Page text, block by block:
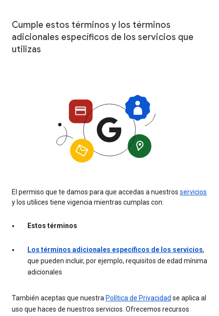
Cumple estos términos y los términos
adicionales específicos de los servicios que
utilizas
El permiso que te damos para que accedas a nuestros servicios
y los utilices tiene vigencia mientras cumplas con:
Estos términos
Los términos adicionales específicos de los servicios,
que pueden incluir, por ejemplo, requisitos de edad mínima
adicionales
También aceptas que nuestra Política de Privacidad se aplica al
uso que haces de nuestros servicios. Ofrecemos recursos